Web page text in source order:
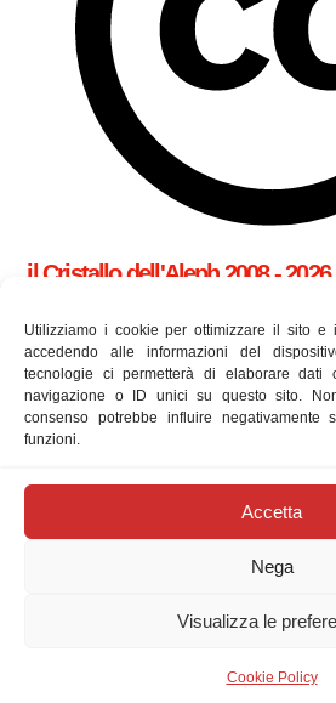
Utilizziamo i cookie per ottimizzare il sito e
accedendo alle informazioni del
tecnologie ci permetterà di elaborare dati
navigazione o ID unici su questo sito.
consenso potrebbe influire negativamente
funzioni.
Accetta
Nega
Visualizza le
Cookie Policy
il Cristallo dell'Aleph 2008 - 2026
cookie policy (UE)
Utilizziamo i cookie per essere
migliore esperienza sul nostro sito.